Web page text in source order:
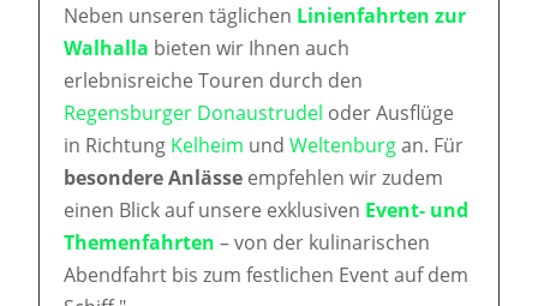
Neben unseren täglichen Linienfahrten zur
Walhalla bieten wir Ihnen auch
erlebnisreiche Touren durch den
Regensburger Donaustrudel oder Ausflüge
in Richtung Kelheim undWeltenburgan. Für
besondere Anlässe empfehlen wir zudem
einen Blick auf unsere exklusiven Event- und
Themenfahrten – von der kulinarischen
Abendfahrt bis zum festlichen Event auf dem